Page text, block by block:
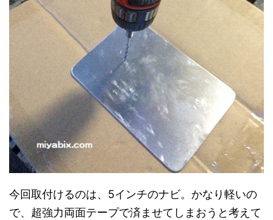
今回取付けるのは、5インチのナビ。かなり軽いの
で、超強力両面テープで済ませてしまおうと考えて